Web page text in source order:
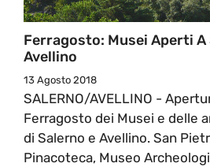
Ferragosto: Musei Aperti A
Avellino
13 Agosto 2018
SALERNO/AVELLINO -
Ferragosto dei Musei e delle
di Salerno e Avellino. San
Pinacoteca, Museo